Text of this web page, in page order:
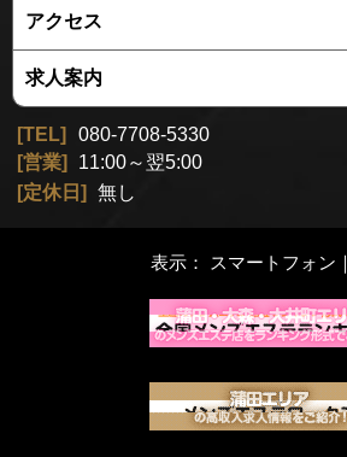
アクセス
求人案内
TEL
080-7708-5330
営業
11:00～翌5:00
定休日
無し
表示： スマートフォン｜